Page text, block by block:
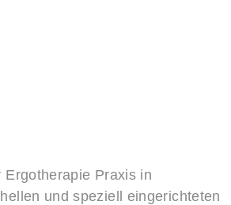
Praxis in
und speziell eingerichteten